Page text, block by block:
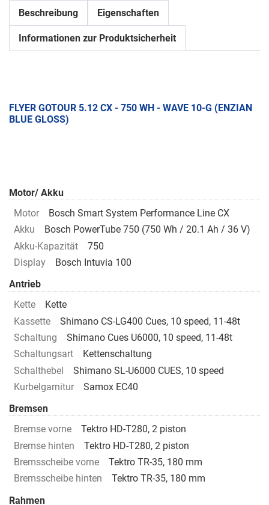
Beschreibung Eigenschaften
Informationen zur Produktsicherheit
FLYER GOTOUR 5.12 CX - 750 WH - WAVE 10-G (ENZIAN
BLUE GLOSS)
Motor/ Akku
Motor
Bosch Smart System Performance Line CX
Akku
Bosch PowerTube 750 (750 Wh / 20.1 Ah / 36 V)
Akku-Kapazität
750
Display
Bosch Intuvia 100
Antrieb
Kette
Kette
Kassette
Shimano CS-LG400 Cues, 10 speed, 11-48t
Schaltung
Shimano Cues U6000, 10 speed, 11-48t
Schaltungsart
Kettenschaltung
Schalthebel
Shimano SL-U6000 CUES, 10 speed
Kurbelgarnitur
Samox EC40
Bremsen
Bremse vorne
Tektro HD-T280, 2 piston
Bremse hinten
Tektro HD-T280, 2 piston
Bremsscheibe vorne
Tektro TR-35, 180 mm
Bremsscheibe hinten
Tektro TR-35, 180 mm
Rahmen